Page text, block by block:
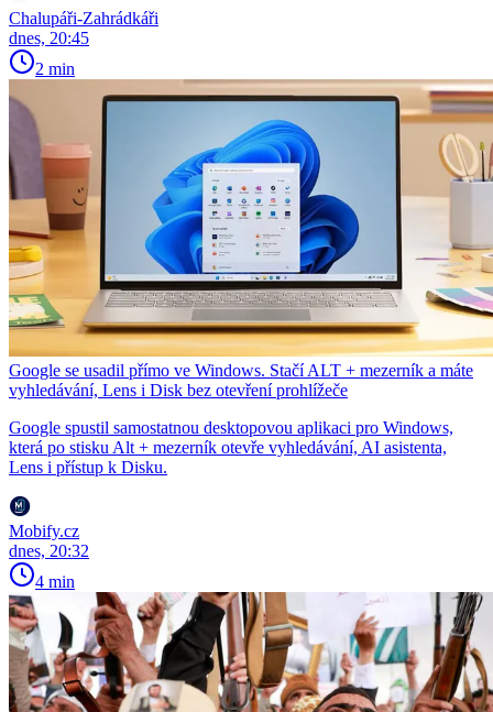
Chalupáři-Zahrádkáři
dnes, 20:45
2 min
Google se usadil přímo ve Windows. Stačí ALT + mezerník a máte
vyhledávání, Lens i Disk bez otevření prohlížeče
Google spustil samostatnou desktopovou aplikaci pro Windows,
která po stisku Alt + mezerník otevře vyhledávání, AI asistenta,
Lens i přístup k Disku.
Mobify.cz
dnes, 20:32
4 min